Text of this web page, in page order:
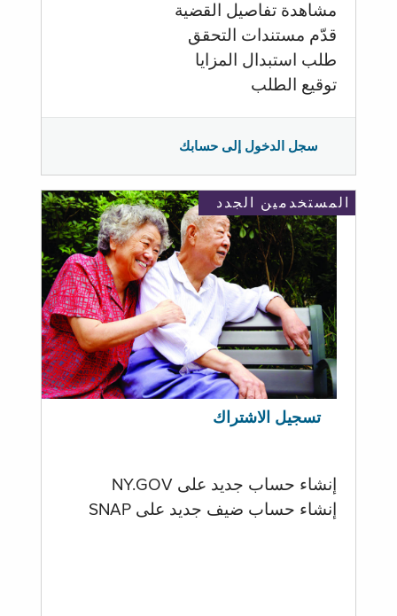
مشاهدة تفاصيل القضية
قدّم مستندات التحقق
طلب استبدال المزايا
توقيع الطلب
سجل الدخول إلى حسابك
المستخدمين الجدد
تسجيل الاشتراك
إنشاء حساب جديد على NY.GOV
إنشاء حساب ضيف جديد على SNAP